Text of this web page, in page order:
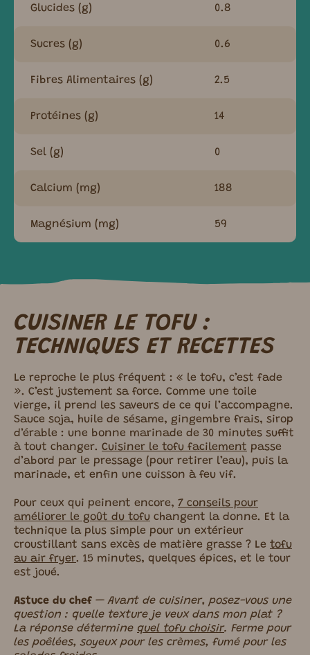
Glucides (g) 0.8
Sucres (g) 0.6
Fibres Alimentaires (g) 2.5
Protéines (g) 14
Sel (g) 0
Calcium (mg) 188
Magnésium (mg) 59
CUISINER LE TOFU :
TECHNIQUES ET RECETTES
Le reproche le plus fréquent : « le tofu, c’est fade
». C’est justement sa force. Comme une toile
vierge, il prend les saveurs de ce qui l’accompagne.
Sauce soja, huile de sésame, gingembre frais, sirop
d’érable : une bonne marinade de 30 minutes suffit
à tout changer. Cuisiner le tofu facilement passe
d’abord par le pressage (pour retirer l’eau), puis la
marinade, et enfin une cuisson à feu vif.
Pour ceux qui peinent encore, 7 conseils pour
améliorer le goût du tofu changent la donne. Et la
technique la plus simple pour un extérieur
croustillant sans excès de matière grasse ? Le tofu
au air fryer. 15 minutes, quelques épices, et le tour
est joué.
Astuce du chef —Avant de cuisiner, posez-vous une
question : quelle texture je veux dans mon plat ?
La réponse détermine quel tofu choisir. Ferme pour
les poêlées, soyeux pour les crèmes, fumé pour les